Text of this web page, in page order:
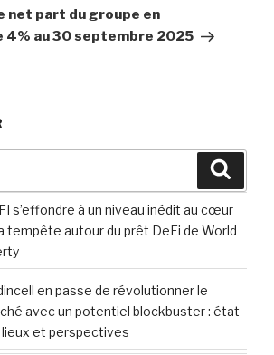
net part du groupe en
4% au 30 septembre 2025
s’effondre à un niveau inédit au cœur
tempête autour du prêt DeFi de World
en passe de révolutionner le
avec un potentiel blockbuster : état
et perspectives